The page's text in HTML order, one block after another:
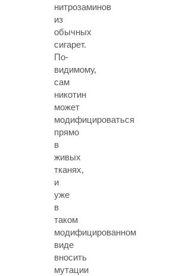
нитрозаминов
из
обычных
сигарет.
По-
видимому,
сам
никотин
может
модифицироваться
прямо
в
живых
тканях,
и
уже
в
таком
модифицированном
виде
вносить
мутации